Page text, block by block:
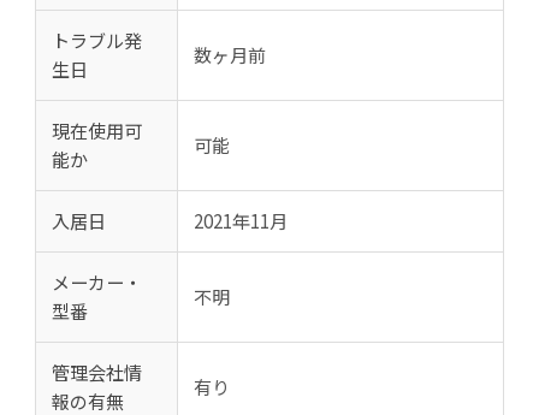
トラブル発
生日
数ヶ月前
現在使用可
能か
可能
入居日 2021年11月
メーカー・
型番
不明
管理会社情
報の有無
有り